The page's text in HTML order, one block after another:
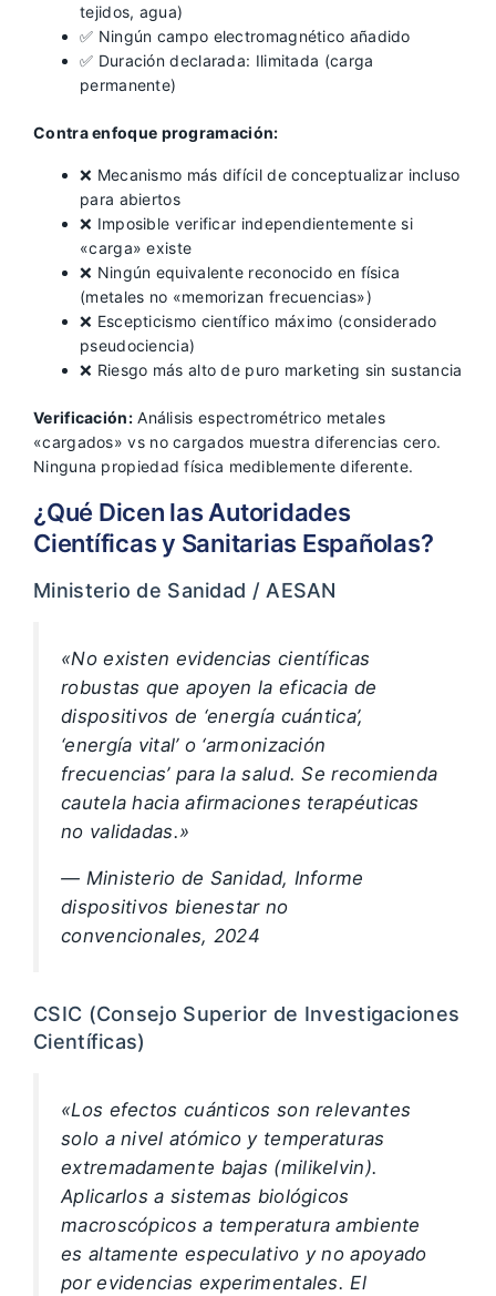
tejidos, agua)
✅ Ningún campo electromagnético añadido
✅ Duración declarada: Ilimitada (carga
permanente)
Contra enfoque programación:
❌ Mecanismo más difícil de conceptualizar incluso
para abiertos
❌ Imposible verificar independientemente si
«carga» existe
❌ Ningún equivalente reconocido en física
(metales no «memorizan frecuencias»)
❌ Escepticismo científico máximo (considerado
pseudociencia)
❌ Riesgo más alto de puro marketing sin sustancia
Verificación:Análisis espectrométrico metales
«cargados» vs no cargados muestra diferencias cero.
Ninguna propiedad física mediblemente diferente.
¿Qué Dicen las Autoridades
Científicas y Sanitarias Españolas?
Ministerio de Sanidad / AESAN
«No existen evidencias científicas
robustas que apoyen la eficacia de
dispositivos de ‘energía cuántica’,
‘energía vital’ o ‘armonización
frecuencias’ para la salud. Se recomienda
cautela hacia afirmaciones terapéuticas
no validadas.»
— Ministerio de Sanidad, Informe
dispositivos bienestar no
convencionales, 2024
CSIC (Consejo Superior de Investigaciones
Científicas)
«Los efectos cuánticos son relevantes
solo a nivel atómico y temperaturas
extremadamente bajas (milikelvin).
Aplicarlos a sistemas biológicos
macroscópicos a temperatura ambiente
es altamente especulativo y no apoyado
por evidencias experimentales. El